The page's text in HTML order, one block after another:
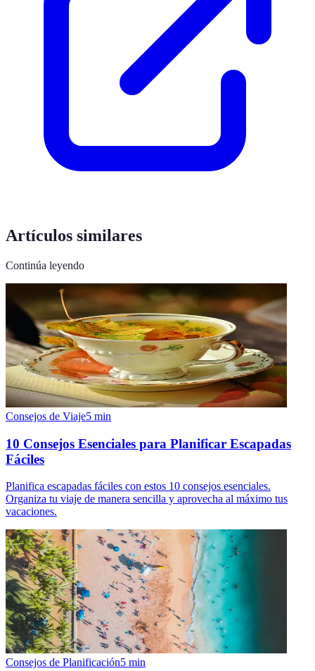
Artículos similares
Continúa leyendo
Consejos de Viaje5 min
10 Consejos Esenciales para Planificar Escapadas
Fáciles
Planifica escapadas fáciles con estos 10 consejos esenciales.
Organiza tu viaje de manera sencilla y aprovecha al máximo tus
vacaciones.
Consejos de Planificación5 min